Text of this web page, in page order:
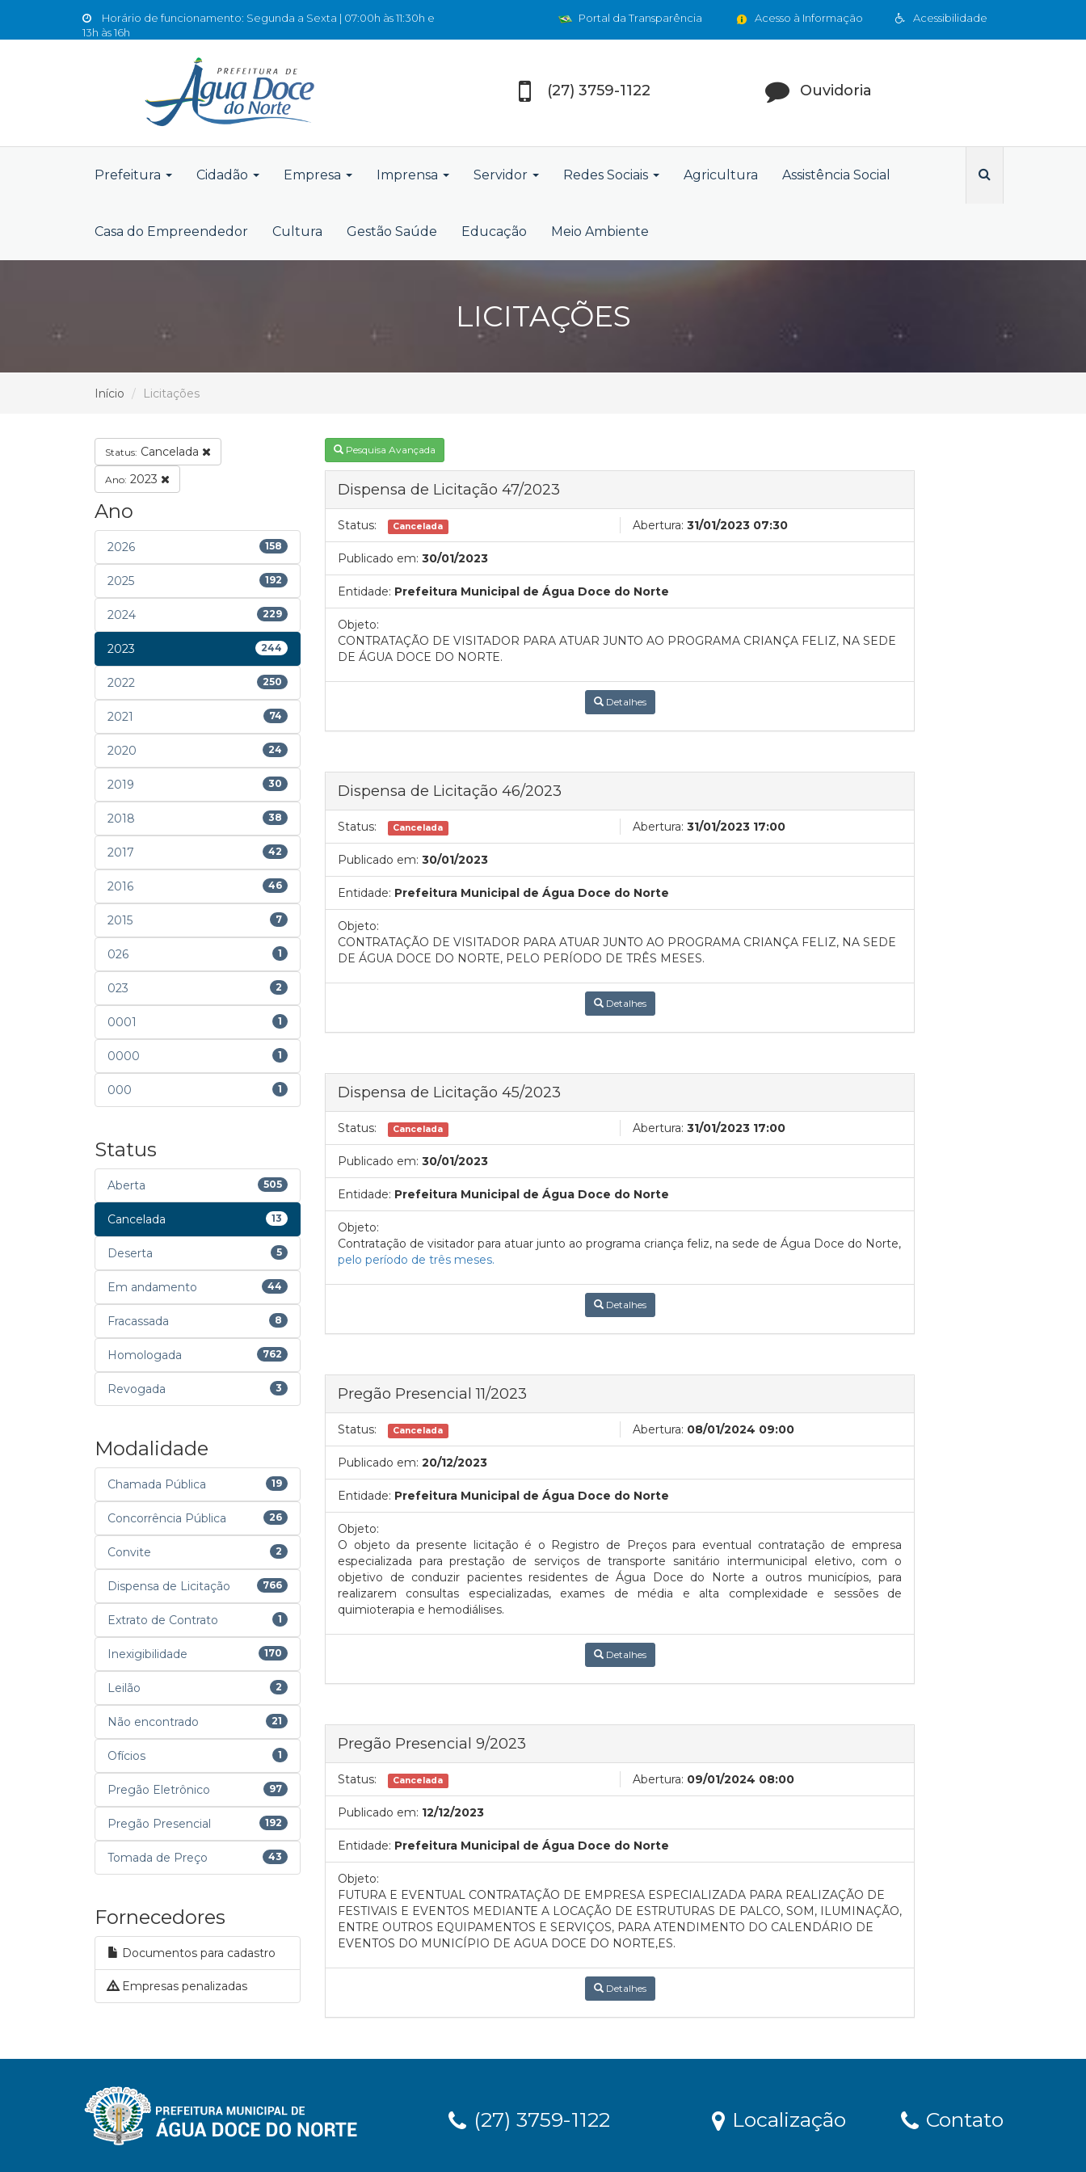
Horário de funcionamento: Segunda a Sexta | 07:00h às 11:30h e
13h às 16h
Acessibilidade
Acesso à Informação
Portal da Transparência
(27) 3759-1122 Ouvidoria
Prefeitura Cidadão Empresa Imprensa Servidor Redes Sociais Agricultura Assistência Social
Casa do Empreendedor Cultura Gestão Saúde Educação Meio Ambiente
LICITAÇÕES
Início Licitações
Status: Cancelada
Ano: 2023
Ano
2026 158
2025 192
2024 229
2023 244
2022 250
2021 74
2020 24
2019 30
2018 38
2017 42
2016 46
2015 7
026 1
023 2
0001 1
0000 1
000 1
Status
Aberta 505
Cancelada 13
Deserta 5
Em andamento 44
Fracassada 8
Homologada 762
Revogada 3
Modalidade
Chamada Pública 19
Concorrência Pública 26
Convite 2
Dispensa de Licitação 766
Extrato de Contrato 1
Inexigibilidade 170
Leilão 2
Não encontrado 21
Ofícios 1
Pregão Eletrônico 97
Pregão Presencial 192
Tomada de Preço 43
Fornecedores
Documentos para cadastro
Empresas penalizadas
Pesquisa Avançada
Dispensa de Licitação 47/2023
Status: Cancelada Abertura: 31/01/2023 07:30
Publicado em: 30/01/2023
Entidade: Prefeitura Municipal de Água Doce do Norte
Objeto:
CONTRATAÇÃO DE VISITADOR PARA ATUAR JUNTO AO PROGRAMA CRIANÇA FELIZ, NA SEDE
DE ÁGUA DOCE DO NORTE.
Detalhes
Dispensa de Licitação 46/2023
Status: Cancelada Abertura: 31/01/2023 17:00
Publicado em: 30/01/2023
Entidade: Prefeitura Municipal de Água Doce do Norte
Objeto:
CONTRATAÇÃO DE VISITADOR PARA ATUAR JUNTO AO PROGRAMA CRIANÇA FELIZ, NA SEDE
DE ÁGUA DOCE DO NORTE, PELO PERÍODO DE TRÊS MESES.
Detalhes
Dispensa de Licitação 45/2023
Status: Cancelada Abertura: 31/01/2023 17:00
Publicado em: 30/01/2023
Entidade: Prefeitura Municipal de Água Doce do Norte
Objeto:
Contratação de visitador para atuar junto ao programa criança feliz, na sede de Água Doce do Norte,
pelo período de três meses.
Detalhes
Pregão Presencial 11/2023
Status: Cancelada Abertura: 08/01/2024 09:00
Publicado em: 20/12/2023
Entidade: Prefeitura Municipal de Água Doce do Norte
Objeto:
O objeto da presente licitação é o Registro de Preços para eventual contratação de empresa
especializada para prestação de serviços de transporte sanitário intermunicipal eletivo, com o
objetivo de conduzir pacientes residentes de Água Doce do Norte a outros municípios, para
realizarem consultas especializadas, exames de média e alta complexidade e sessões de
quimioterapia e hemodiálises.
Detalhes
Pregão Presencial 9/2023
Status: Cancelada Abertura: 09/01/2024 08:00
Publicado em: 12/12/2023
Entidade: Prefeitura Municipal de Água Doce do Norte
Objeto:
FUTURA E EVENTUAL CONTRATAÇÃO DE EMPRESA ESPECIALIZADA PARA REALIZAÇÃO DE
FESTIVAIS E EVENTOS MEDIANTE A LOCAÇÃO DE ESTRUTURAS DE PALCO, SOM, ILUMINAÇÃO,
ENTRE OUTROS EQUIPAMENTOS E SERVIÇOS, PARA ATENDIMENTO DO CALENDÁRIO DE
EVENTOS DO MUNICÍPIO DE AGUA DOCE DO NORTE,ES.
Detalhes
(27) 3759-1122 Localização Contato